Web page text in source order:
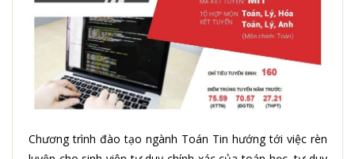
Chương trình đào tạo ngành Toán Tin hướng tới việc rèn